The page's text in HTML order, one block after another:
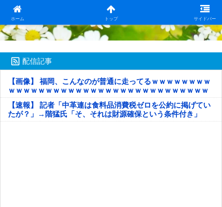
ホーム トップ サイドバー
日本第一！ニュース録
配信記事
【画像】 福岡、こんなのが普通に走ってるｗｗｗｗｗｗｗｗ
ｗｗｗｗｗｗｗｗｗｗｗｗｗｗｗｗｗｗｗｗｗｗｗｗｗｗｗ
ｗｗｗｗｗ
【速報】 記者「中革連は食料品消費税ゼロを公約に掲げてい
たが？」→階猛氏「そ、それは財源確保という条件付き」